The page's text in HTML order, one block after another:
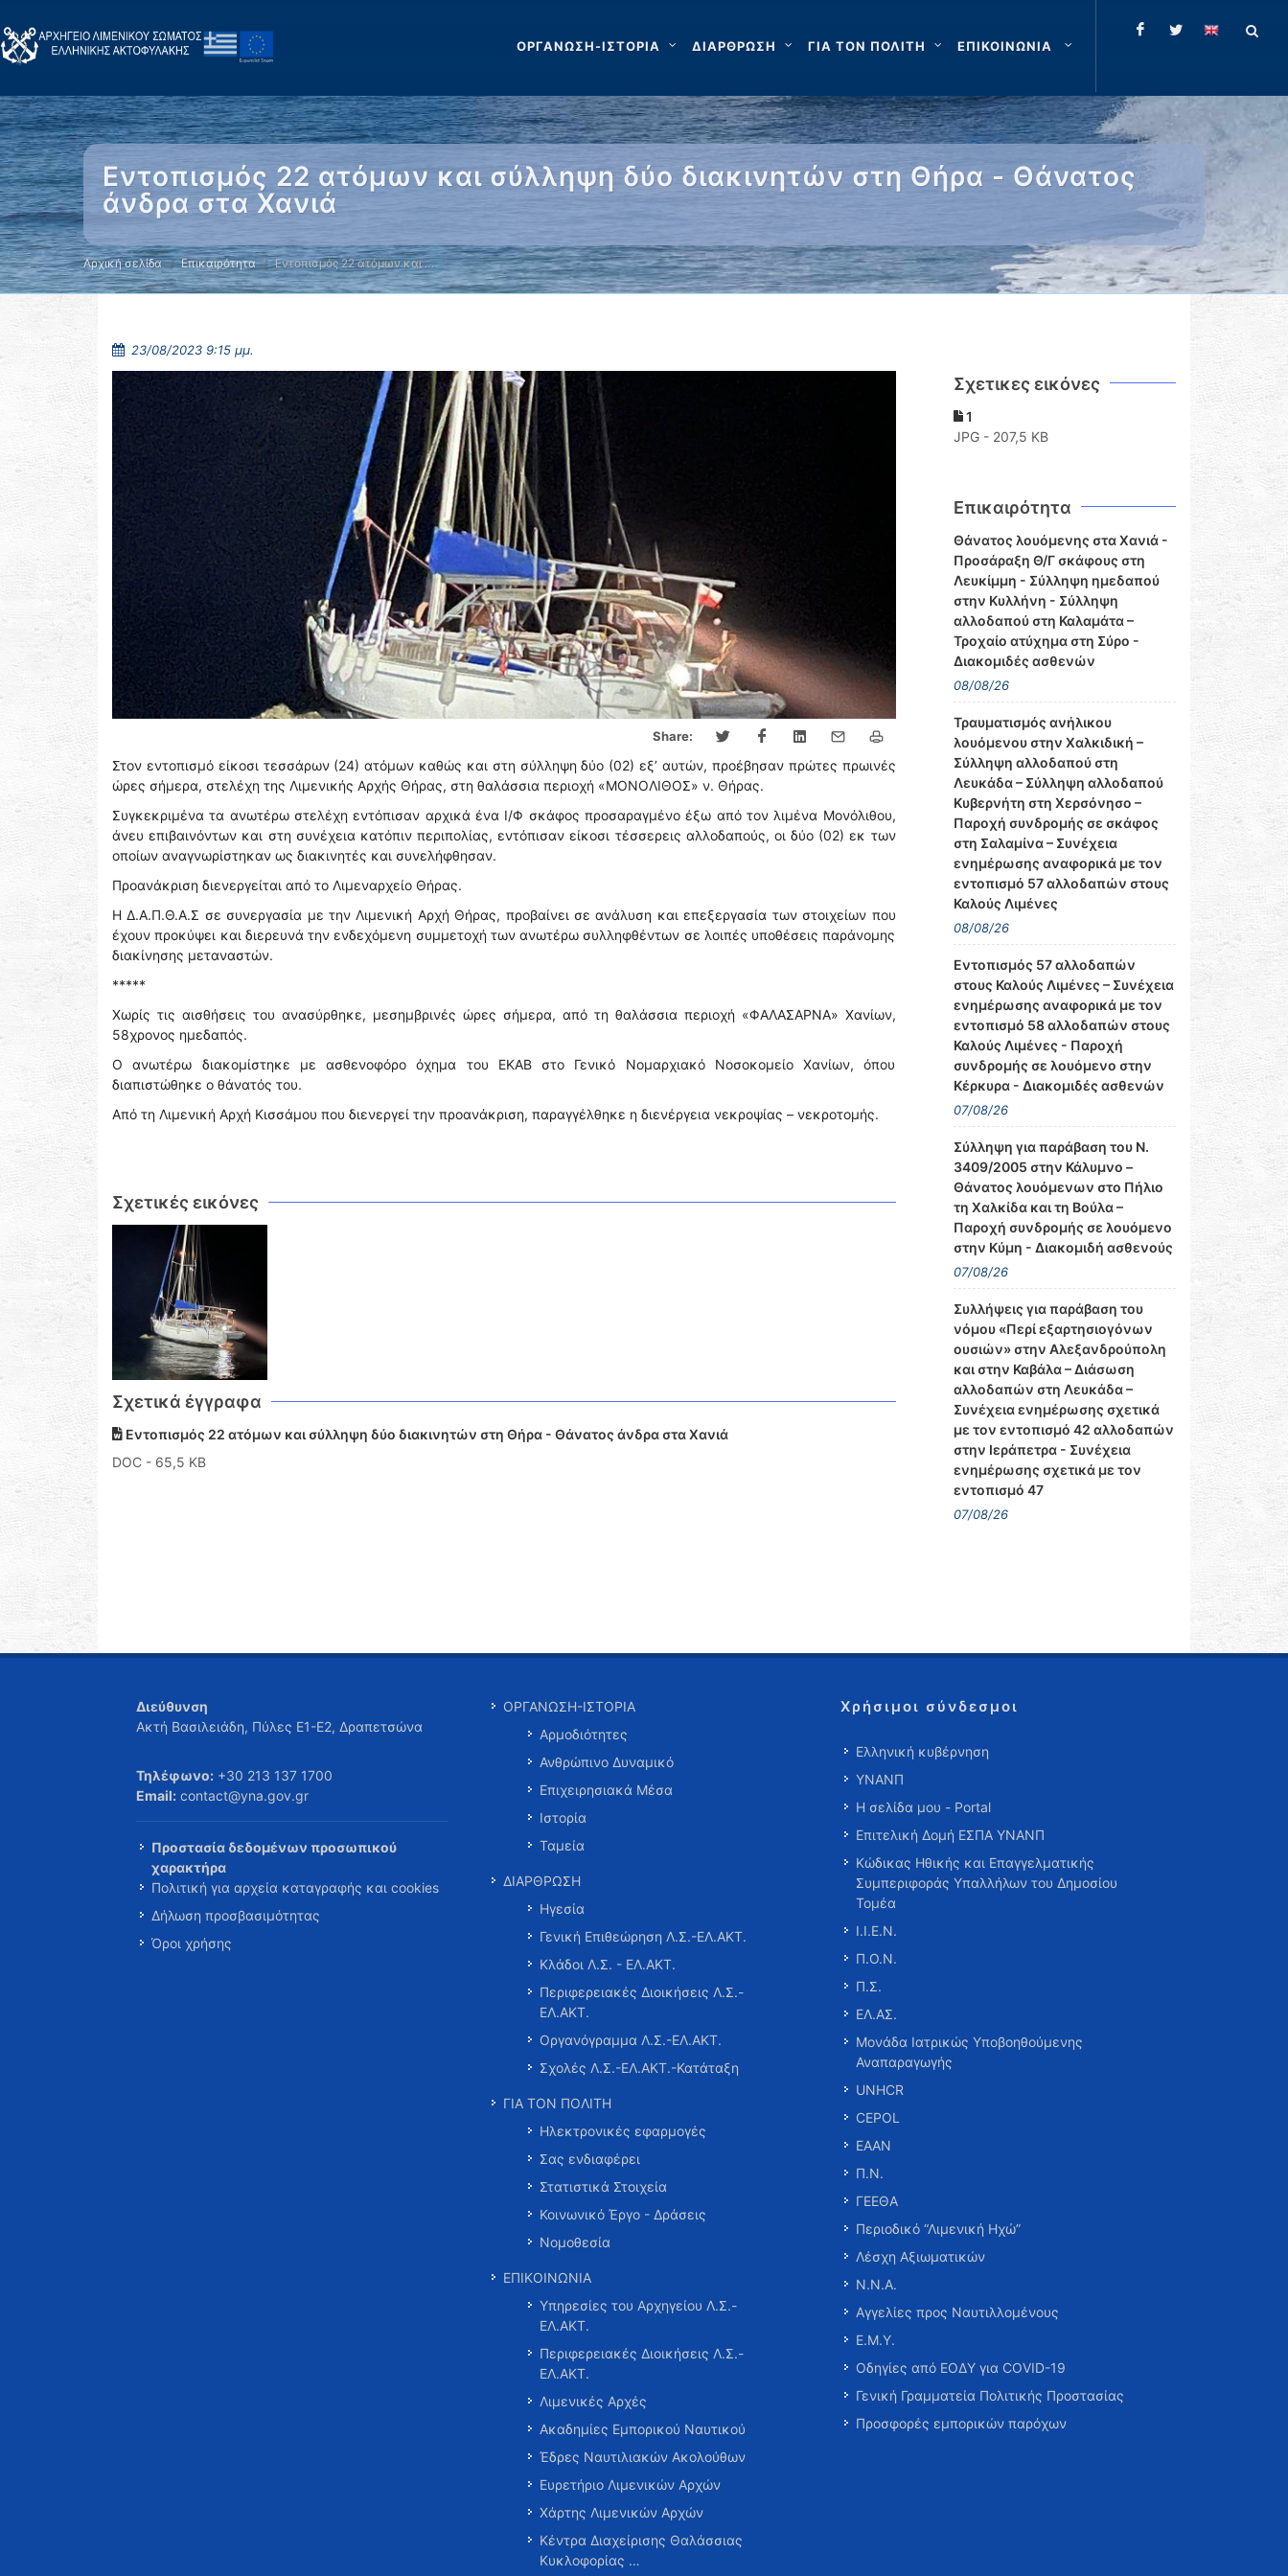
ΟΡΓΑΝΩΣΗ-ΙΣΤΟΡΙΑ ΔΙΑΡΘΡΩΣΗ ΓΙΑ ΤΟΝ ΠΟΛΙΤΗ ΕΠΙΚΟΙΝΩΝΙΑ
Εντοπισμός 22 ατόμων και σύλληψη δύο διακινητών στη Θήρα - Θάνατος
άνδρα στα Χανιά
Αρχική σελίδα Επικαιρότητα Εντοπισμός 22 ατόμων και …
23/08/2023 9:15 μμ.
Share:
Στον εντοπισμό είκοσι τεσσάρων (24) ατόμων καθώς και στη σύλληψη δύο (02) εξ’ αυτών, προέβησαν πρώτες πρωινές
ώρες σήμερα, στελέχη της Λιμενικής Αρχής Θήρας, στη θαλάσσια περιοχή «ΜΟΝΟΛΙΘΟΣ» ν. Θήρας.
Συγκεκριμένα τα ανωτέρω στελέχη εντόπισαν αρχικά ένα Ι/Φ σκάφος προσαραγμένο έξω από τον λιμένα Μονόλιθου,
άνευ επιβαινόντων και στη συνέχεια κατόπιν περιπολίας, εντόπισαν είκοσι τέσσερεις αλλοδαπούς, οι δύο (02) εκ των
οποίων αναγνωρίστηκαν ως διακινητές και συνελήφθησαν.
Προανάκριση διενεργείται από το Λιμεναρχείο Θήρας.
Η Δ.Α.Π.Θ.Α.Σ σε συνεργασία με την Λιμενική Αρχή Θήρας, προβαίνει σε ανάλυση και επεξεργασία των στοιχείων που
έχουν προκύψει και διερευνά την ενδεχόμενη συμμετοχή των ανωτέρω συλληφθέντων σε λοιπές υποθέσεις παράνομης
διακίνησης μεταναστών.
*****
Χωρίς τις αισθήσεις του ανασύρθηκε, μεσημβρινές ώρες σήμερα, από τη θαλάσσια περιοχή «ΦΑΛΑΣΑΡΝΑ» Χανίων,
58χρονος ημεδαπός.
Ο ανωτέρω διακομίστηκε με ασθενοφόρο όχημα του ΕΚΑΒ στο Γενικό Νομαρχιακό Νοσοκομείο Χανίων, όπου
διαπιστώθηκε ο θάνατός του.
Από τη Λιμενική Αρχή Κισσάμου που διενεργεί την προανάκριση, παραγγέλθηκε η διενέργεια νεκροψίας – νεκροτομής.
Σχετικές εικόνες
Σχετικά έγγραφα
Εντοπισμός 22 ατόμων και σύλληψη δύο διακινητών στη Θήρα - Θάνατος άνδρα στα Χανιά
DOC - 65,5 KB
Σχετικες εικόνες
1
JPG - 207,5 KB
Επικαιρότητα
Θάνατος λουόμενης στα Χανιά -
Προσάραξη Θ/Γ σκάφους στη
Λευκίμμη - Σύλληψη ημεδαπού
στην Κυλλήνη - Σύλληψη
αλλοδαπού στη Καλαμάτα –
Τροχαίο ατύχημα στη Σύρο -
Διακομιδές ασθενών
08/08/26
Τραυματισμός ανήλικου
λουόμενου στην Χαλκιδική –
Σύλληψη αλλοδαπού στη
Λευκάδα – Σύλληψη αλλοδαπού
Κυβερνήτη στη Χερσόνησο –
Παροχή συνδρομής σε σκάφος
στη Σαλαμίνα – Συνέχεια
ενημέρωσης αναφορικά με τον
εντοπισμό 57 αλλοδαπών στους
Καλούς Λιμένες
08/08/26
Εντοπισμός 57 αλλοδαπών
στους Καλούς Λιμένες – Συνέχεια
ενημέρωσης αναφορικά με τον
εντοπισμό 58 αλλοδαπών στους
Καλούς Λιμένες - Παροχή
συνδρομής σε λουόμενο στην
Κέρκυρα - Διακομιδές ασθενών
07/08/26
Σύλληψη για παράβαση του Ν.
3409/2005 στην Κάλυμνο –
Θάνατος λουόμενων στο Πήλιο
τη Χαλκίδα και τη Βούλα –
Παροχή συνδρομής σε λουόμενο
στην Κύμη - Διακομιδή ασθενούς
07/08/26
Συλλήψεις για παράβαση του
νόμου «Περί εξαρτησιογόνων
ουσιών» στην Αλεξανδρούπολη
και στην Καβάλα – Διάσωση
αλλοδαπών στη Λευκάδα –
Συνέχεια ενημέρωσης σχετικά
με τον εντοπισμό 42 αλλοδαπών
στην Ιεράπετρα - Συνέχεια
ενημέρωσης σχετικά με τον
εντοπισμό 47
07/08/26
Διεύθυνση
Ακτή Βασιλειάδη, Πύλες Ε1-Ε2, Δραπετσώνα
Τηλέφωνο: +30 213 137 1700
Email: contact@yna.gov.gr
Προστασία δεδομένων προσωπικού
χαρακτήρα
Πολιτική για αρχεία καταγραφής και cookies
Δήλωση προσβασιμότητας
Όροι χρήσης
ΟΡΓΑΝΩΣΗ-ΙΣΤΟΡΙΑ
Αρμοδιότητες
Ανθρώπινο Δυναμικό
Επιχειρησιακά Μέσα
Ιστορία
Ταμεία
ΔΙΑΡΘΡΩΣΗ
Ηγεσία
Γενική Επιθεώρηση Λ.Σ.-ΕΛ.ΑΚΤ.
Κλάδοι Λ.Σ. - ΕΛ.ΑΚΤ.
Περιφερειακές Διοικήσεις Λ.Σ.-
ΕΛ.ΑΚΤ.
Οργανόγραμμα Λ.Σ.-ΕΛ.ΑΚΤ.
Σχολές Λ.Σ.-ΕΛ.ΑΚΤ.-Κατάταξη
ΓΙΑ ΤΟΝ ΠΟΛΙΤΗ
Ηλεκτρονικές εφαρμογές
Σας ενδιαφέρει
Στατιστικά Στοιχεία
Κοινωνικό Έργο - Δράσεις
Νομοθεσία
ΕΠΙΚΟΙΝΩΝΙΑ
Υπηρεσίες του Αρχηγείου Λ.Σ.-
ΕΛ.ΑΚΤ.
Περιφερειακές Διοικήσεις Λ.Σ.-
ΕΛ.ΑΚΤ.
Λιμενικές Αρχές
Ακαδημίες Εμπορικού Ναυτικού
Έδρες Ναυτιλιακών Ακολούθων
Ευρετήριο Λιμενικών Αρχών
Χάρτης Λιμενικών Αρχών
Κέντρα Διαχείρισης Θαλάσσιας
Κυκλοφορίας …
Χρήσιμοι σύνδεσμοι
Ελληνική κυβέρνηση
ΥΝΑΝΠ
Η σελίδα μου - Portal
Επιτελική Δομή ΕΣΠΑ ΥΝΑΝΠ
Κώδικας Ηθικής και Επαγγελματικής
Συμπεριφοράς Υπαλλήλων του Δημοσίου
Τομέα
Ι.Ι.Ε.Ν.
Π.Ο.Ν.
Π.Σ.
ΕΛ.ΑΣ.
Μονάδα Ιατρικώς Υποβοηθούμενης
Αναπαραγωγής
UNHCR
CEPOL
ΕΑΑΝ
Π.Ν.
ΓΕΕΘΑ
Περιοδικό “Λιμενική Ηχώ”
Λέσχη Αξιωματικών
Ν.Ν.Α.
Αγγελίες προς Ναυτιλλομένους
Ε.Μ.Υ.
Οδηγίες από ΕΟΔΥ για COVID-19
Γενική Γραμματεία Πολιτικής Προστασίας
Προσφορές εμπορικών παρόχων